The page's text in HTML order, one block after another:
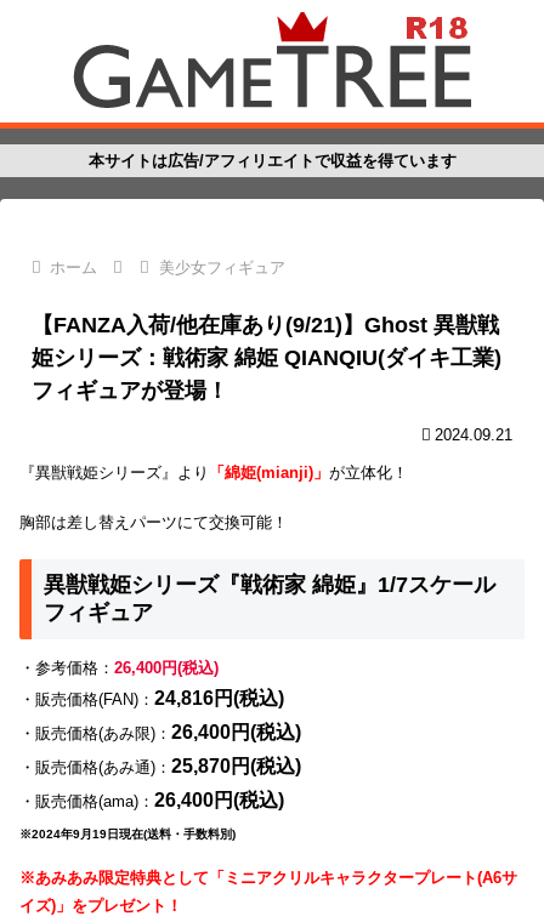
本サイトは広告/アフィリエイトで収益を得ています
ホーム 美少女フィギュア
【FANZA入荷/他在庫あり(9/21)】Ghost 異獣戦
姫シリーズ：戦術家 綿姫 QIANQIU(ダイキ工業)
フィギュアが登場！
2024.09.21
『異獣戦姫シリーズ』より 「綿姫(mianji)」 が立体化！
胸部は差し替えパーツにて交換可能！
異獣戦姫シリーズ『戦術家 綿姫』1/7スケール
フィギュア
・参考価格： 26,400円(税込)
・販売価格(FAN)： 24,816円(税込)
・販売価格(あみ限)： 26,400円(税込)
・販売価格(あみ通)： 25,870円(税込)
・販売価格(ama)： 26,400円(税込)
※2024年9月19日現在(送料・手数料別)
※あみあみ限定特典として「ミニアクリルキャラクタープレート(A6サ
イズ)」をプレゼント！